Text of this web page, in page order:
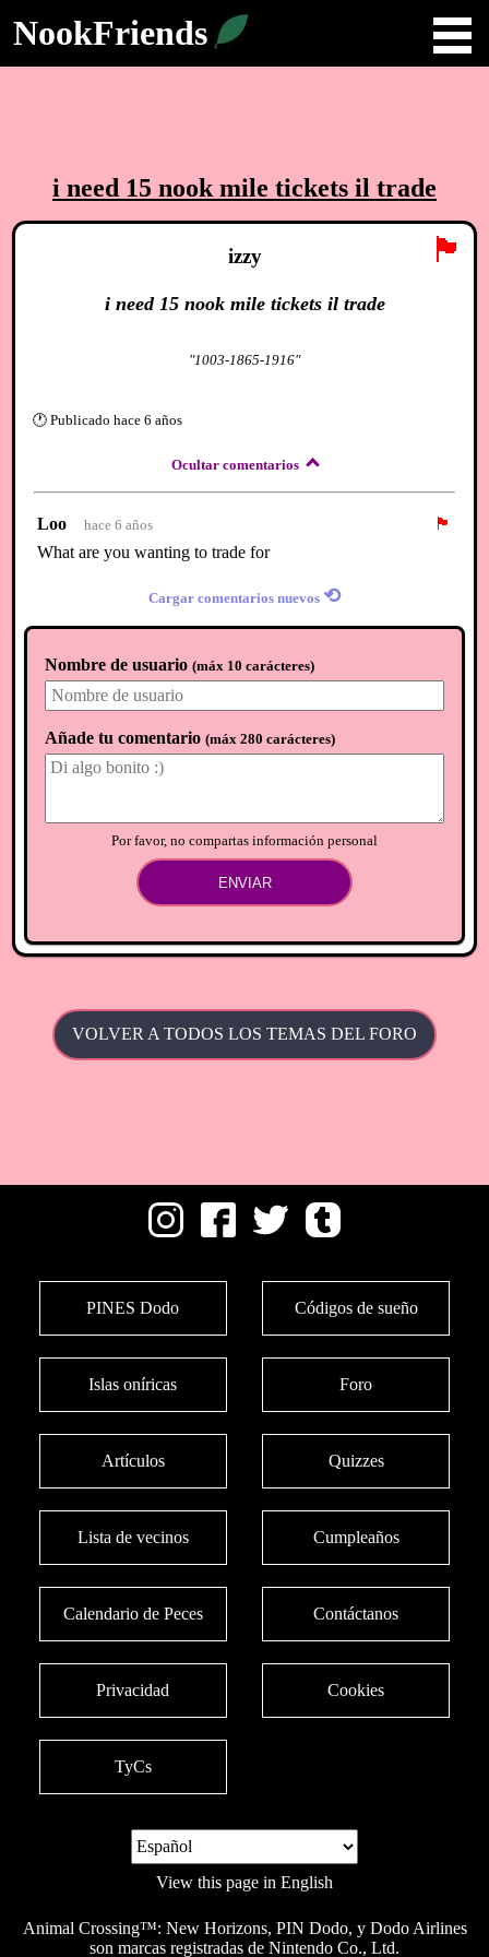
NookFriends
i need 15 nook mile tickets il trade
🏴
izzy
i need 15 nook mile tickets il trade
"1003-1865-1916"
🕐 Publicado hace 6 años
Ocultar comentarios
Loo hace 6 años
🏴
What are you wanting to trade for
Cargar comentarios nuevos ⟲
Nombre de usuario (máx 10 carácteres)
Añade tu comentario (máx 280 carácteres)
Por favor, no compartas información personal
ENVIAR
VOLVER A TODOS LOS TEMAS DEL FORO
PINES Dodo Códigos de sueño
Islas oníricas Foro
Artículos Quizzes
Lista de vecinos Cumpleaños
Calendario de Peces Contáctanos
Privacidad Cookies
TyCs
View this page in English
Animal Crossing™: New Horizons, PIN Dodo, y Dodo Airlines
son marcas registradas de Nintendo Co., Ltd.